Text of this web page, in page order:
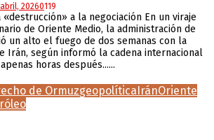
20260119
a la negociación En un viraje
de Oriente Medio, la administración de
un alto el fuego de dos semanas con la
Irán, según informó la cadena internacional
horas después......
de OrmuzgeopolíticaIránOriente